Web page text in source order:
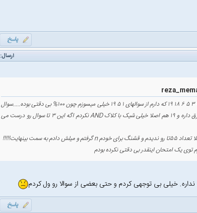
ارسال:
من منطقی هر ۲۰ سوال رو جواب دادم ولی حداقل ۶ تا سوال رو غلط زدم ۱ ۳ ۵ ۶ ۱۸ ۱۹ که دارم از سوالهای ۱ ۵ ۱۹ خیلی میسوزم چون ۱۰۰% بی دقتی بوده.....سوال
۱ رو که اصلا نمی دونم چی کار کردم؟؟!!! ۵ هم که ندیدم کلاک دوتا FF فرق داره و ۱۹ هم اصلا خیلی شیک با کلاک AND نکردم اگه این ۳ تا سوال رو درست می
خیلی بی توجهی کردم و حتی بعضی از سوالا رو ول کردم